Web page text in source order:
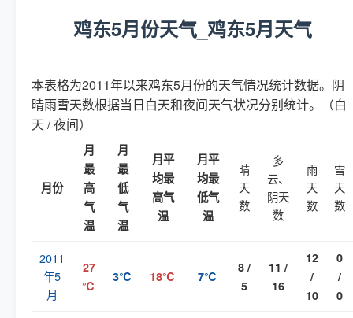
鸡东5月份天气_鸡东5月天气
本表格为2011年以来鸡东5月份的天气情况统计数据。阴
晴雨雪天数根据当日白天和夜间天气状况分别统计。（白
天 / 夜间）
月份
月
最
高
气
温
月
最
低
气
温
月平
均最
高气
温
月平
均最
低气
温
晴
天
数
多
云、
阴天
数
雨
天
数
雪
天
数
2011
年5
月
27
℃
3℃ 18℃ 7℃
8 /
5
11 /
16
12
/
10
0
/
0